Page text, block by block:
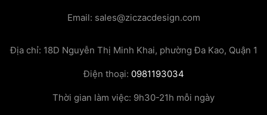
Email: sales@ziczacdesign.com
Địa chỉ: 18D Nguyễn Thị Minh Khai, phường Đa Kao, Quận 1
Điện thoại: 0981193034
Thời gian làm việc: 9h30-21h mỗi ngày